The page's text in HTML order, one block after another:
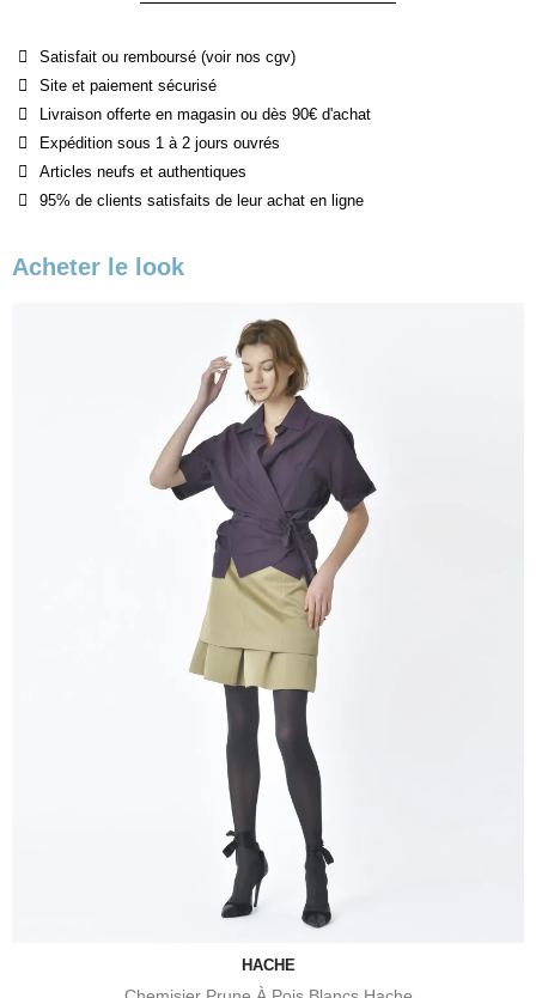
Satisfait ou remboursé (voir nos cgv)
Site et paiement sécurisé
Livraison offerte en magasin ou dès 90€ d'achat
Expédition sous 1 à 2 jours ouvrés
Articles neufs et authentiques
95% de clients satisfaits de leur achat en ligne
Acheter le look
HACHE